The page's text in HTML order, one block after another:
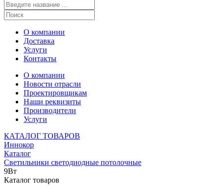
О компании
Доставка
Услуги
Контакты
О компании
Новости отрасли
Проектировщикам
Наши реквизиты
Производители
Услуги
КАТАЛОГ ТОВАРОВ
Иннокор
Каталог
Светильники светодиодные потолочные
9Вт
Каталог товаров